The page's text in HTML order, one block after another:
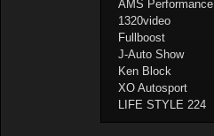
AMS Performance
1320video
Fullboost
J-Auto Show
Ken Block
XO Autosport
LIFE STYLE 224